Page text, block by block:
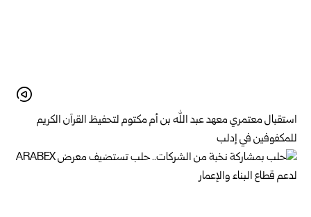
استقبال معتمري معهد عبد الله بن أم مكتوم لتحفيظ القرآن الكريم
للمكفوفين في إدلب